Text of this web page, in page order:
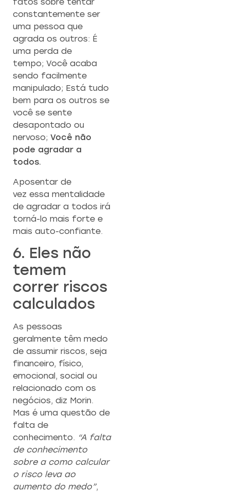
constantemente ser
uma pessoa que
agrada os outros: É
uma perda de
tempo; Você acaba
sendo facilmente
manipulado; Está tudo
bem para os outros se
você se sente
desapontado ou
nervoso; Você não
pode agradar a
todos.
Aposentar de
vez essa mentalidade
de agradar a todos irá
torná-lo mais forte e
mais auto-confiante.
6. Eles não
temem
correr riscos
calculados
As pessoas
geralmente têm medo
de assumir riscos, seja
financeiro, físico,
emocional, social ou
relacionado com os
negócios, diz Morin.
Mas é uma questão de
falta de
conhecimento. “A falta
de conhecimento
sobre a como calcular
o risco leva ao
aumento do medo”,